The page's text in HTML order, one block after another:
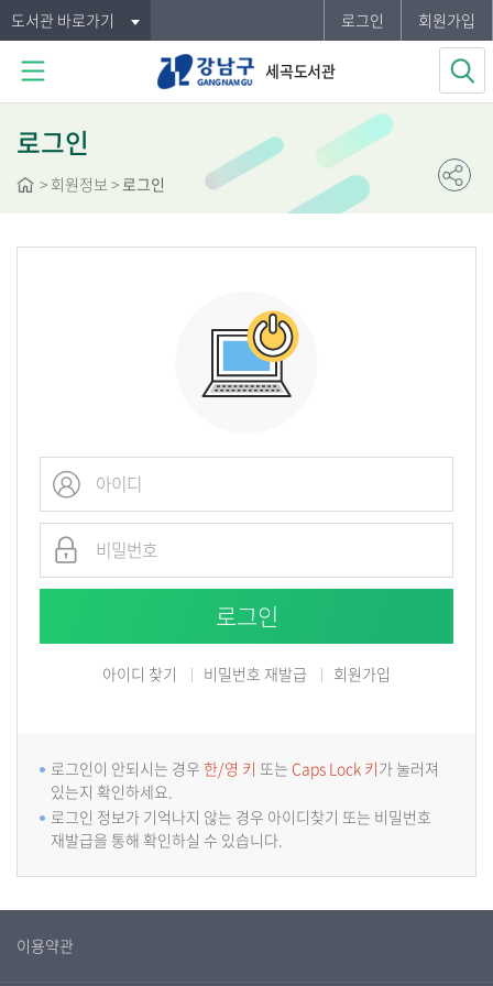
도서관 바로가기 로그인 회원가입
세곡도서관
로그인
> 회원정보 >로그인
아이디 찾기 비밀번호 재발급 회원가입
로그인이 안되시는 경우 한/영 키 또는 Caps Lock 키가 눌러져
있는지 확인하세요.
로그인 정보가 기억나지 않는 경우 아이디찾기 또는 비밀번호
재발급을 통해 확인하실 수 있습니다.
이용약관